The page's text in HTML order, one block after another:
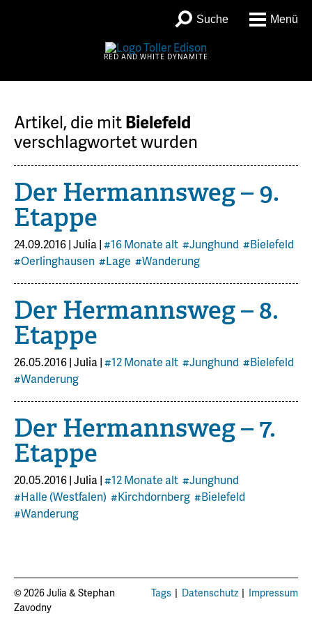
RED AND WHITE DYNAMITE
Suche Menü
Artikel, die mitBielefeld
verschlagwortet wurden
Der Hermannsweg – 9.
Etappe
24.09.2016|Julia|#16 Monate alt #Junghund #Bielefeld
#Oerlinghausen #Lage #Wanderung
Der Hermannsweg – 8.
Etappe
26.05.2016|Julia|#12 Monate alt #Junghund #Bielefeld
#Wanderung
Der Hermannsweg – 7.
Etappe
20.05.2016|Julia|#12 Monate alt #Junghund
#Halle (Westfalen) #Kirchdornberg #Bielefeld
#Wanderung
Tags Datenschutz Impressum
© 2026 Julia & Stephan
Zavodny